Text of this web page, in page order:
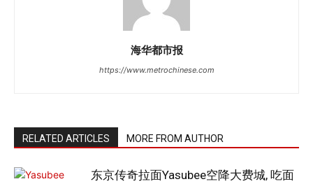
海华都市报
https://www.metrochinese.com
RELATED ARTICLES MORE FROM AUTHOR
东京传奇拉面Yasubee空降大费城, 吃面